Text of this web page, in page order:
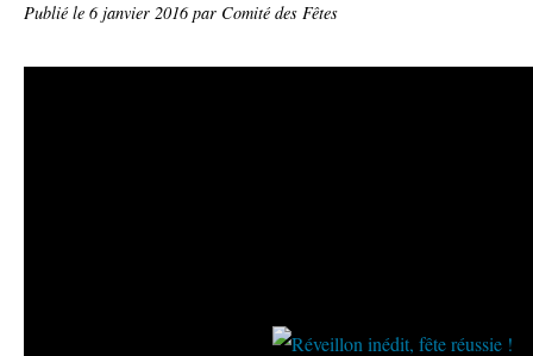
Publié le 6 janvier 2016par Comité des Fêtes